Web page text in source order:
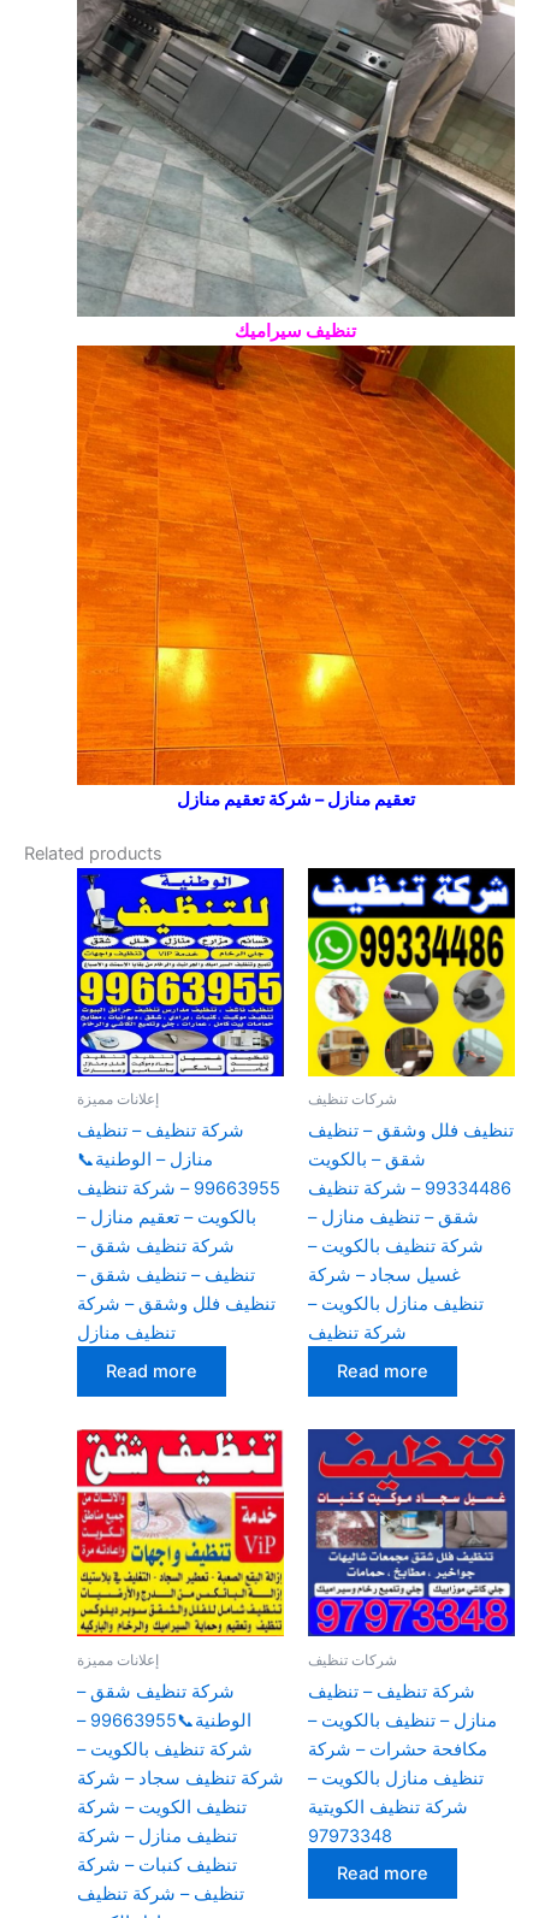
تنظيف سيراميك
تعقيم منازل – شركة تعقيم منازل
Related products
إعلانات مميزة
شركة تنظيف – تنظيف
منازل – الوطنية📞
99663955 – شركة تنظيف
بالكويت – تعقيم منازل –
شركة تنظيف شقق –
تنظيف – تنظيف شقق –
تنظيف فلل وشقق – شركة
تنظيف منازل
Read more
شركات تنظيف
تنظيف فلل وشقق – تنظيف
شقق – بالكويت
99334486 – شركة تنظيف
شقق – تنظيف منازل –
شركة تنظيف بالكويت –
غسيل سجاد – شركة
تنظيف منازل بالكويت –
شركة تنظيف
Read more
إعلانات مميزة
شركة تنظيف شقق –
الوطنية📞99663955 –
شركة تنظيف بالكويت –
شركة تنظيف سجاد – شركة
تنظيف الكويت – شركة
تنظيف منازل – شركة
تنظيف كنبات – شركة
تنظيف – شركة تنظيف
شركات تنظيف
شركة تنظيف – تنظيف
منازل – تنظيف بالكويت –
مكافحة حشرات – شركة
تنظيف منازل بالكويت –
شركة تنظيف الكويتية
97973348
Read more